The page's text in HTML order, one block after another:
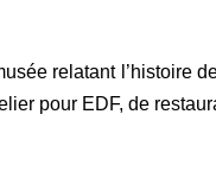
relatant l’histoire
pour EDF, de